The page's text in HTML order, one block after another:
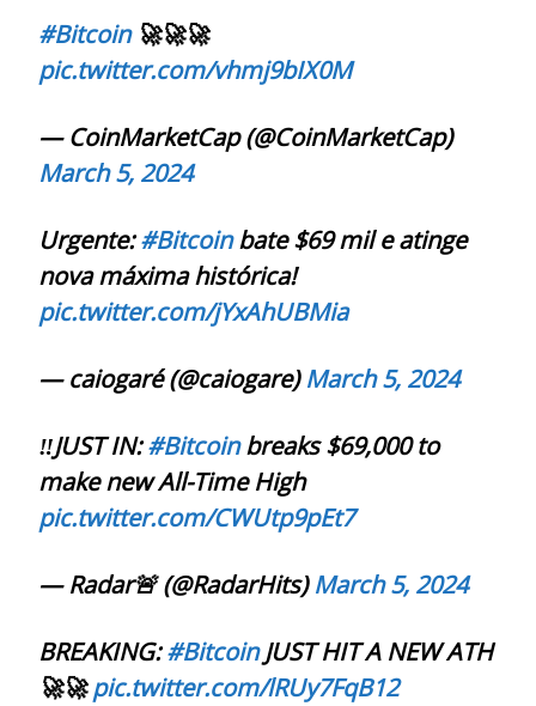
#Bitcoin🚀🚀🚀
pic.twitter.com/vhmj9bIX0M
— CoinMarketCap (@CoinMarketCap)
March 5, 2024
Urgente:#Bitcoinbate $69 mil e atinge
nova máxima histórica!
pic.twitter.com/jYxAhUBMia
— caiogaré (@caiogare)March 5, 2024
‼️JUST IN:#Bitcoinbreaks $69,000 to
make new All-Time High
pic.twitter.com/CWUtp9pEt7
— Radar🚨 (@RadarHits)March 5, 2024
BREAKING:#BitcoinJUST HIT A NEW ATH
🚀🚀pic.twitter.com/lRUy7FqB12